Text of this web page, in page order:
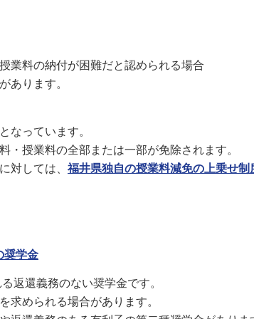
業料の納付が困難だと認められる場合
あります。
なっています。
授業料の全部または一部が免除されます。
対しては、 福井県独自の授業料減免の上乗せ制
奨学金
返還義務のない奨学金です。
められる場合があります。